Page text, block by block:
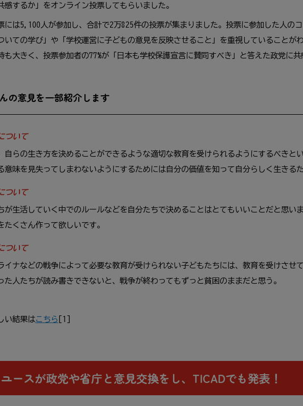
感するか」をオンライン投票してもらいました。
には5,100 人 が参加 し、 合計で2万825件の投票が集まりました。 投票に参加 した 人 の
いての学び」や「学校運営に子どもの意見を反映させること」を重視 していることが
も大きく、 投票参加者の77%が「日本も学校保護宣言に賛同すべき」と答えた政党に共
の意見を一部紹介します
ついて
自 らの生き方を決めることができるような適切な教育を受けられるようにするべきと
意味を 見失ってしまわないようにするためには自分の価値を知って自分らしく 生きる
ついて
が生活していく 中でのルールなどを自分たちで決めることはとてもいいことだと思い
たくさん作って欲しいです。
ついて
イナなどの戦争によって必要な教育が受けられない子どもたちには、 教育を受けさせ
た 人 たちが読み書きできないと、 戦争が終わってもずっと貧困のままだと思う。
い結果はこちら [1]
ースが政党や省庁と意見交換をし、TICADでも発表 ！